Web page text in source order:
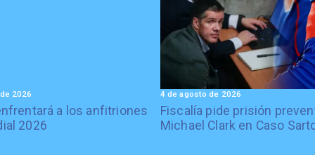
a los anfitriones
2026
2026
Fiscalía pide prisión
Michael Clark en Caso
4 de agosto de 2026